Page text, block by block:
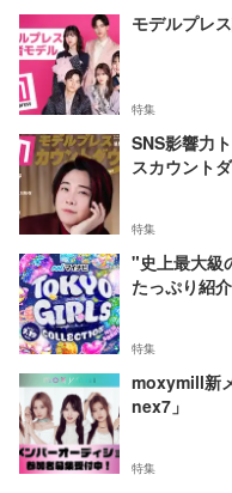
モデルプレ
特集
SNS影響力
スカウントダ
特集
"史上最大級
たっぷり紹介
特集
moxymill新
nex7」
特集